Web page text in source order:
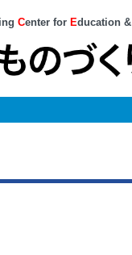
Center for Education &